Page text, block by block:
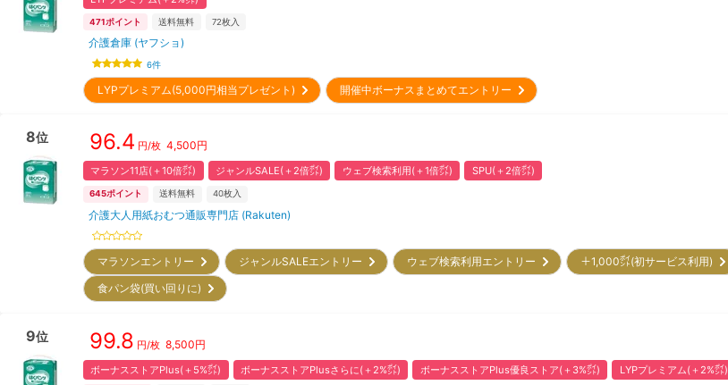
471ポイント 送料無料 72枚入
介護倉庫 (ヤフショ)
6件
LYPプレミアム(5,000円相当プレゼント) 開催中ボーナスまとめてエントリー
8位 96.4 円/枚 4,500円
マラソン11店(＋10倍㌽) ジャンルSALE(＋2倍㌽) ウェブ検索利用(＋1倍㌽) SPU(＋2倍㌽)
645ポイント 送料無料 40枚入
介護大人用紙おむつ通販専門店 (Rakuten)
マラソンエントリー ジャンルSALEエントリー ウェブ検索利用エントリー ＋1,000㌽(初サービス利用)
食パン袋(買い回りに)
9位 99.8 円/枚 8,500円
ボーナスストアPlus(＋5%㌽) ボーナスストアPlusさらに(＋2%㌽) ボーナスストアPlus優良ストア(＋3%㌽) LYPプレミアム(＋2%㌽)